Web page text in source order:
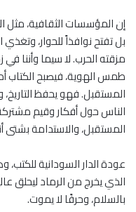
إن المؤسسات الثقافية، مثل
بل تفتح نوافذاً للحوار،
مزقته الحرب. لا سيما وأننا
طمس الهوية، فيصبح الكتاب
المستقبل. فهو يحفظ
الناس حول أفكار وقيم
المستقبل، والاستدامة بشتى
عودة الدار السودانية
الذي يخرج من الرماد ليحلق
بالسلام، وحرفًا لا يموت.